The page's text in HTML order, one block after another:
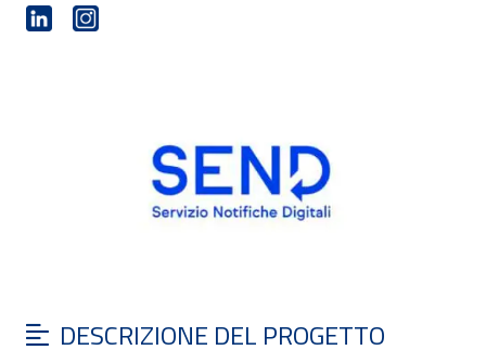
DESCRIZIONE DEL PROGETTO